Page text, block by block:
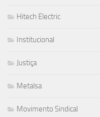
Hitech Electric
Institucional
Justiça
Metalsa
Movimento Sindical